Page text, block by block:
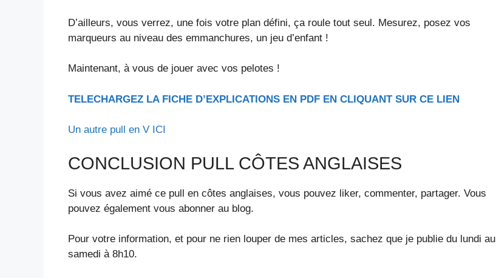
D’ailleurs, vous verrez, une fois votre plan défini, ça roule tout seul. Mesurez, posez vos
marqueurs au niveau des emmanchures, un jeu d’enfant !
Maintenant, à vous de jouer avec vos pelotes !
TELECHARGEZ LA FICHE D’EXPLICATIONS EN PDF EN CLIQUANT SUR CE LIEN
Un autre pull en V ICI
CONCLUSION PULL CÔTES ANGLAISES
Si vous avez aimé ce pull en côtes anglaises, vous pouvez liker, commenter, partager. Vous
pouvez également vous abonner au blog.
Pour votre information, et pour ne rien louper de mes articles, sachez que je publie du lundi au
samedi à 8h10.